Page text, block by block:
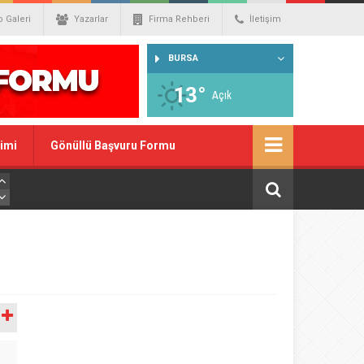
Galeri Yazarlar Firma Rehberi İletişim
BURSA
13° Açık
Gönüllü Başvuru Formu